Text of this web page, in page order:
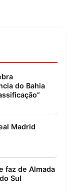
do Bahia
Madrid
faz de Almada
Sul